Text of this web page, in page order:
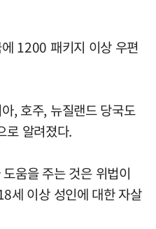
1200 패키지 이상 우편
, 호주, 뉴질랜드 당국도
로 알려졌다.
움을 주는 것은 위법이
세 이상 성인에 대한 자살